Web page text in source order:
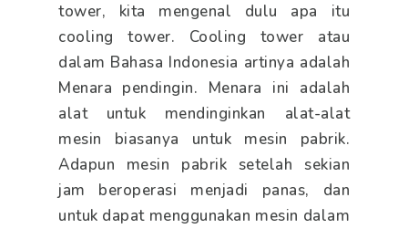
tower, kita mengenal dulu apa itu
cooling tower. Cooling tower atau
dalam Bahasa Indonesia artinya adalah
Menara pendingin. Menara ini adalah
alat untuk mendinginkan alat-alat
mesin biasanya untuk mesin pabrik.
Adapun mesin pabrik setelah sekian
jam beroperasi menjadi panas, dan
untuk dapat menggunakan mesin dalam